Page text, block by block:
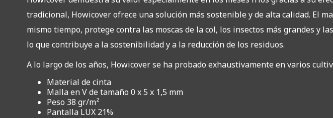
tradicional, Howicover ofrece una solución más sostenible y de alta calidad. El
mismo tiempo, protege contra las moscas de la col, los insectos más grandes y
lo que contribuye a la sostenibilidad y a la reducción de los residuos.
A lo largo de los años, Howicover se ha probado exhaustivamente en varios
Material de cinta
Malla en V de tamaño 0 x 5 x 1,5 mm
Peso 38 gr/m²
Pantalla LUX 21%